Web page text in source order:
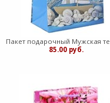
85.00 руб.